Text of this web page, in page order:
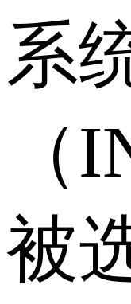
系
（
被